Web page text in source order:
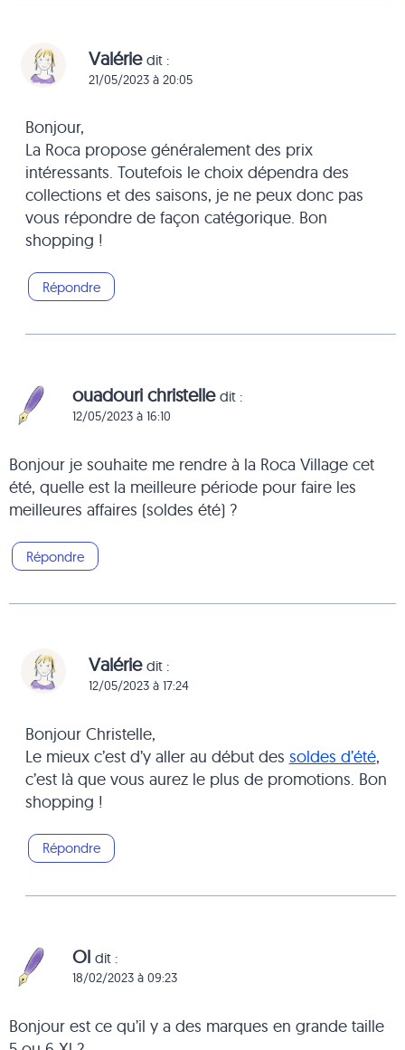
Valérie dit :
21/05/2023 à 20:05
Bonjour,
La Roca propose généralement des prix
intéressants. Toutefois le choix dépendra des
collections et des saisons, je ne peux donc pas
vous répondre de façon catégorique. Bon
shopping !
Répondre
ouadouri christelle dit :
12/05/2023 à 16:10
Bonjour je souhaite me rendre à la Roca Village cet
été, quelle est la meilleure période pour faire les
meilleures affaires (soldes été) ?
Répondre
Valérie dit :
12/05/2023 à 17:24
Bonjour Christelle,
Le mieux c’est d’y aller au début des soldes d’été,
c’est là que vous aurez le plus de promotions. Bon
shopping !
Répondre
Ol dit :
18/02/2023 à 09:23
Bonjour est ce qu’il y a des marques en grande taille